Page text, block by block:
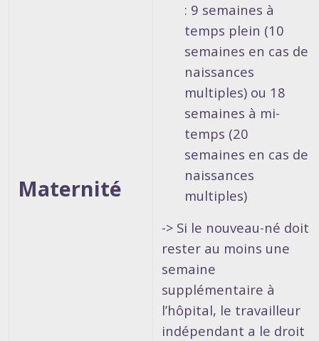
Maternité
: 9 semaines à
temps plein (10
semaines en cas de
naissances
multiples) ou 18
semaines à mi-
temps (20
semaines en cas de
naissances
multiples)
-> Si le nouveau-né doit
rester au moins une
semaine
supplémentaire à
l’hôpital, le travailleur
indépendant a le droit